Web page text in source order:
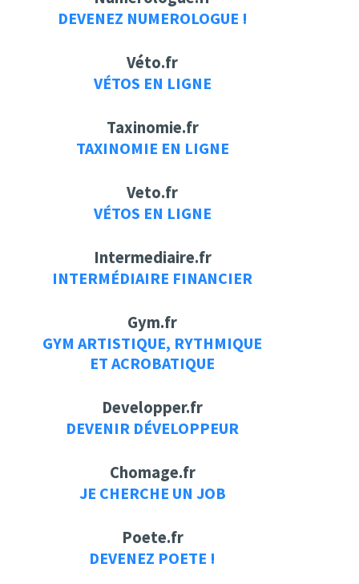
DEVENEZ NUMEROLOGUE !
Véto.fr
VÉTOS EN LIGNE
Taxinomie.fr
TAXINOMIE EN LIGNE
Veto.fr
VÉTOS EN LIGNE
Intermediaire.fr
INTERMÉDIAIRE FINANCIER
Gym.fr
GYM ARTISTIQUE, RYTHMIQUE
ET ACROBATIQUE
Developper.fr
DEVENIR DÉVELOPPEUR
Chomage.fr
JE CHERCHE UN JOB
Poete.fr
DEVENEZ POETE !